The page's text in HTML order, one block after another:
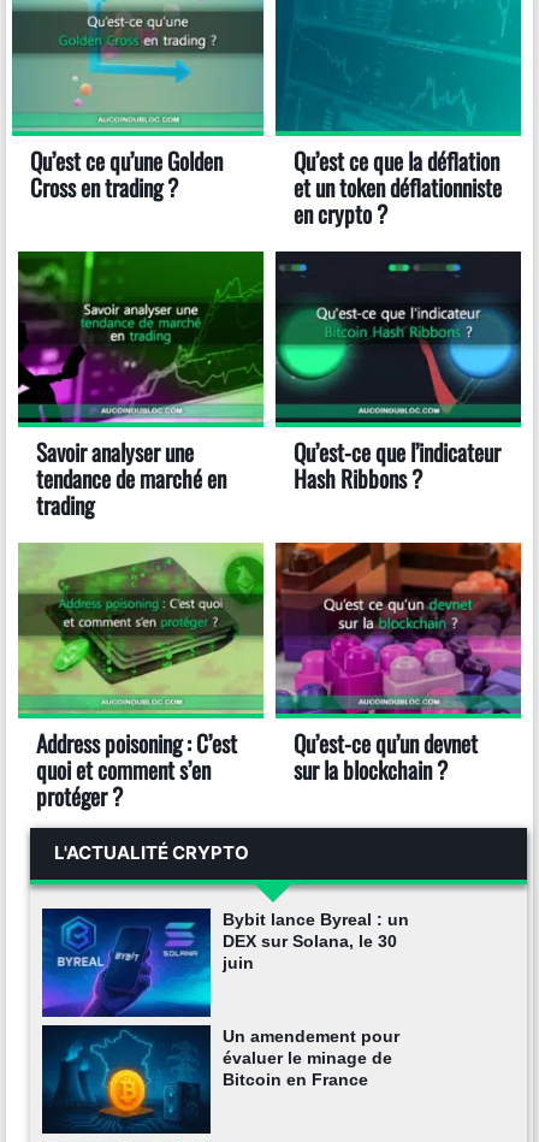
Qu’est ce qu’une Golden
Cross en trading ?
Qu’est ce que la déflation
et un token déflationniste
en crypto ?
Savoir analyser une
tendance de marché en
trading
Qu’est-ce que l’indicateur
Hash Ribbons ?
Address poisoning : C’est
quoi et comment s’en
protéger ?
Qu’est-ce qu’un devnet
sur la blockchain ?
L'ACTUALITÉ CRYPTO
Bybit lance Byreal : un
DEX sur Solana, le 30
juin
Un amendement pour
évaluer le minage de
Bitcoin en France